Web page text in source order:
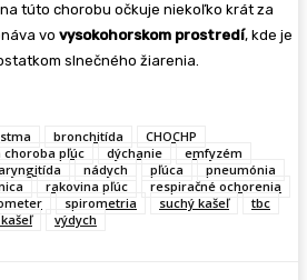
túto chorobu očkuje niekoľko krát za
vo vysokohorskom prostredí, kde je
slnečného žiarenia.
bronchitída
CHOCHP
choroba pľúc
dýchanie
emfyzém
nádych pľúca
pneumónia
rakovina pľúc
respiračné ochorenia
spirometria suchý kašeľ
tbc
výdych